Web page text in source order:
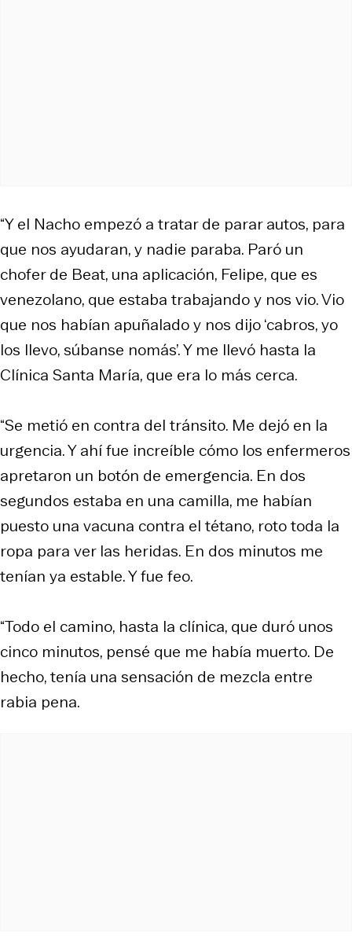
“Y el Nacho empezó a tratar de parar autos, para
que nos ayudaran, y nadie paraba. Paró un
chofer de Beat, una aplicación, Felipe, que es
venezolano, que estaba trabajando y nos vio. Vio
que nos habían apuñalado y nos dijo ‘cabros, yo
los llevo, súbanse nomás’. Y me llevó hasta la
Clínica Santa María, que era lo más cerca.
“Se metió en contra del tránsito. Me dejó en la
urgencia. Y ahí fue increíble cómo los enfermeros
apretaron un botón de emergencia. En dos
segundos estaba en una camilla, me habían
puesto una vacuna contra el tétano, roto toda la
ropa para ver las heridas. En dos minutos me
tenían ya estable. Y fue feo.
“Todo el camino, hasta la clínica, que duró unos
cinco minutos, pensé que me había muerto. De
hecho, tenía una sensación de mezcla entre
rabia pena.